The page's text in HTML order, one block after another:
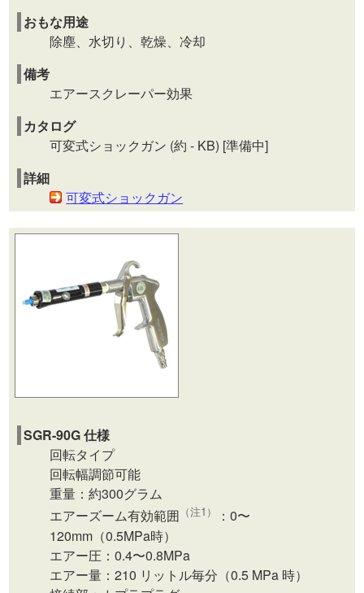
おもな用途
除塵、水切り、乾燥、冷却
備考
エアースクレーパー効果
カタログ
可変式ショックガン (約 - KB) [準備中]
詳細
可変式ショックガン
SGR-90G 仕様
回転タイプ
回転幅調節可能
重量：約300グラム
エアーズーム有効範囲 （注1）
：0〜
120mm（0.5MPa時）
エアー圧：0.4〜0.8MPa
エアー量：210 リットル毎分（0.5 MPa 時）